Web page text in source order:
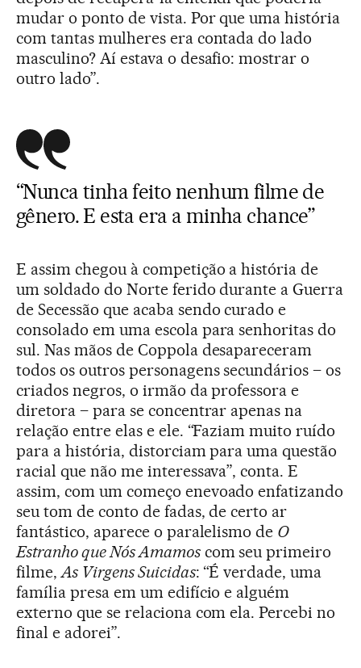
mudar o ponto de vista. Por que uma história
com tantas mulheres era contada do lado
masculino? Aí estava o desafio: mostrar o
outro lado”.
“Nunca tinha feito nenhum filme de
gênero. E esta era a minha chance”
E assim chegou à competição a história de
um soldado do Norte ferido durante a Guerra
de Secessão que acaba sendo curado e
consolado em uma escola para senhoritas do
sul. Nas mãos de Coppola desapareceram
todos os outros personagens secundários – os
criados negros, o irmão da professora e
diretora – para se concentrar apenas na
relação entre elas e ele. “Faziam muito ruído
para a história, distorciam para uma questão
racial que não me interessava”, conta. E
assim, com um começo enevoado enfatizando
seu tom de conto de fadas, de certo ar
fantástico, aparece o paralelismo de O
Estranho que Nós Amamoscom seu primeiro
filme,As Virgens Suicidas: “É verdade, uma
família presa em um edifício e alguém
externo que se relaciona com ela. Percebi no
final e adorei”.